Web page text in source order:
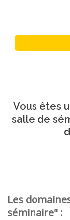
Vous êtes
salle de
Les
séminaire" :